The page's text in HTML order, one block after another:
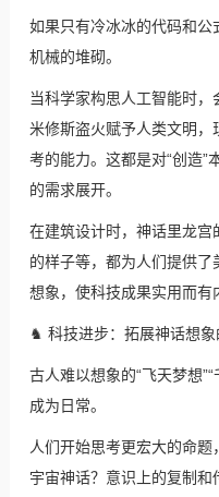
如果只有冷冰冰的代码和
机械的堆砌。
当科学家构思人工智能时
米修斯盗火赋予人类文明，
考的能力。这都是对“创造”
的需求展开。
在建筑设计时，神话里龙
的样子等，都为人们提供
想象，使科技成果实用而有
♞ 科技进步：拓展神话想象
古人难以想象的“飞天梦想
成为日常。
人们开始思考更宏大的命
宇宙神话？意识上的复制和